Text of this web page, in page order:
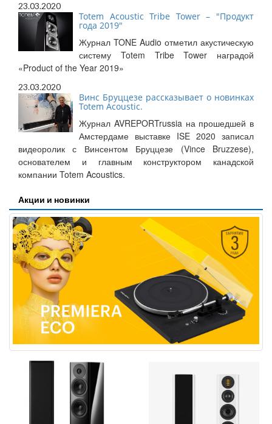
23.03.2020
Totem Acoustic Tribe Tower – "Продукт
года 2019"
Журнал TONE Audio отметил акустическую
систему Totem Tribe Tower наградой
«Product of the Year 2019»
23.03.2020
Винс Бруццезе рассказывает о новинках
Totem Acoustic.
Журнал AVREPORTrussia на прошедшей в
Амстердаме выставке ISE 2020 записал
видеоролик с Винсентом Бруццезе (Vince Bruzzese),
основателем и главным конструктором канадской
компании Totem Acoustics.
Акции и новинки